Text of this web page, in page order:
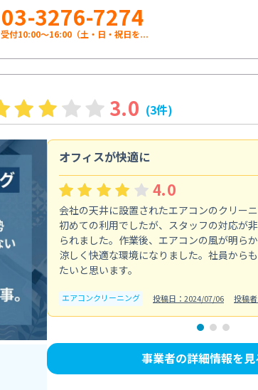
03-3276-7274
受付10:00〜16:00（土・日・祝日を...
3.0 (3件)
オフィスが快適に
4.0
会社の天井に設置されたエアコンのクリー
初めての利用でしたが、スタッフの対応が
られました。作業後、エアコンの風が明ら
涼しく快適な環境になりました。社員から
たいと思います。
エアコンクリーニング 投稿日：2024/07/06 投稿
事業者の詳細情報を見